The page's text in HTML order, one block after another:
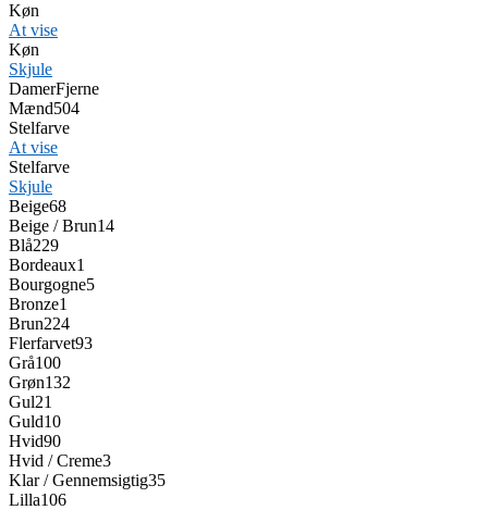
Køn
At vise
Køn
Skjule
DamerFjerne
Mænd504
Stelfarve
At vise
Stelfarve
Skjule
Beige68
Beige / Brun14
Blå229
Bordeaux1
Bourgogne5
Bronze1
Brun224
Flerfarvet93
Grå100
Grøn132
Gul21
Guld10
Hvid90
Hvid / Creme3
Klar / Gennemsigtig35
Lilla106